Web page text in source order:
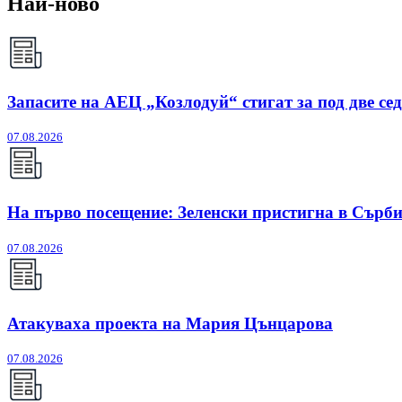
Запасите на АЕЦ „Козлодуй“ стигат за под две
07.08.2026
На първо посещение: Зеленски пристигна в
07.08.2026
Атакуваха проекта на Мария Цънцарова
07.08.2026